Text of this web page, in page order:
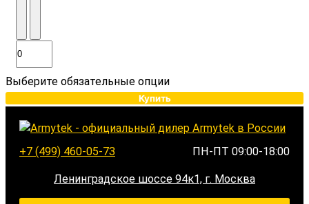
Выберите обязательные опции
Купить
+7 (499) 460-05-73 ПН-ПТ 09:00-18:00
Ленинградское шоссе 94к1, г. Москва